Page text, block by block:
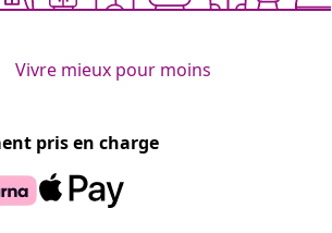
Vivre mieux pour moins
pris en charge